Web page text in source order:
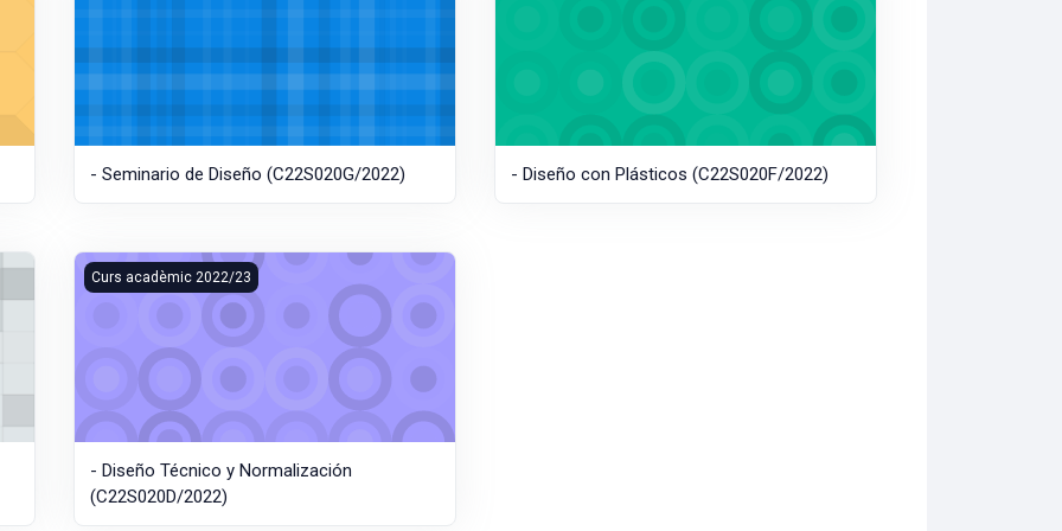
- Seminario de Diseño (C22S020G/2022) - Diseño con Plásticos (C22S020F/2022)
- Diseño Técnico y Normalización (C22S020D/2022)
Curs acadèmic 2022/23
- Diseño Técnico y Normalización
(C22S020D/2022)